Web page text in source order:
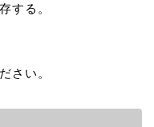
する。
さい。